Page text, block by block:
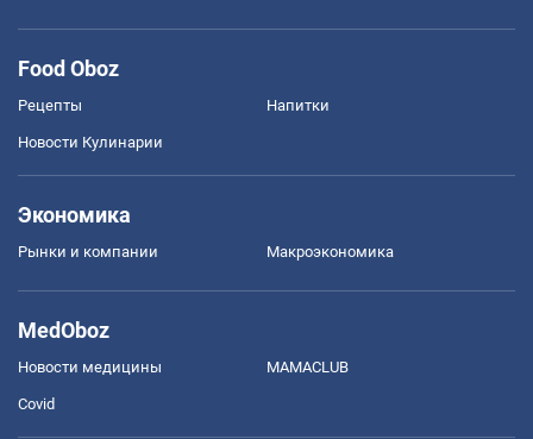
Food Oboz
Рецепты Напитки
Новости Кулинарии
Экономика
Рынки и компании Mакроэкономика
MedOboz
Новости медицины MAMACLUB
Covid